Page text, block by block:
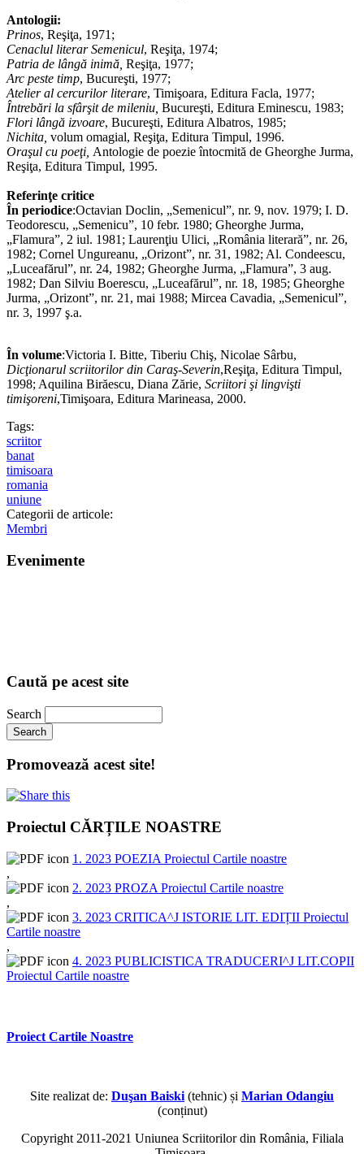
Antologii:
Prinos, Reşiţa, 1971;
Cenaclul literar Semenicul, Reşiţa, 1974;
Patria de lângă inimă Reşiţa, 1977;
Arc peste timp, Bucureşti, 1977;
Atelier al cercurilor literare, Timişoara, Editura Facla, 1977;
Întrebări la sfârşit de mileniu Bucureşti, Editura Eminescu, 1983;
Flori lângă izvoare, Bucureşti, Editura Albatros, 1985;
Nichita volum omagial, Reşiţa, Editura Timpul, 1996.
Oraşul cu poeţi Antologie de poezie întocmită de Gheorghe Jurma,
Reşiţa, Editura Timpul, 1995.
Referinţe critice
În periodice:Octavian Doclin, „Semenicul”, nr. 9, nov. 1979; I. D.
Teodorescu, „Semenicu”, 10 febr. 1980; Gheorghe Jurma,
„Flamura”, 2 iul. 1981; Laurenţiu Ulici, „România literară”, nr. 26,
1982; Cornel Ungureanu, „Orizont”, nr. 31, 1982; Al. Condeescu,
„Luceafărul”, nr. 24, 1982; Gheorghe Jurma, „Flamura”, 3 aug.
1982; Dan Silviu Boerescu, „Luceafărul”, nr. 18, 1985; Gheorghe
Jurma, „Orizont”, nr. 21, mai 1988; Mircea Cavadia, „Semenicul”,
nr. 3, 1997 ş.a.
În volume:Victoria I. Bitte, Tiberiu Chiş, Nicolae Sârbu,
Dicţionarul scriitorilor din Caraş-Severin,Reşiţa, Editura Timpul,
1998; Aquilina Birăescu, Diana Zărie, Scriitori şi lingvişti
timişoreni,Timişoara, Editura Marineasa, 2000.
Tags:
scriitor
banat
timisoara
romania
uniune
Categorii de articole:
Membri
Evenimente
Caută pe acest site
Search
Promovează acest site!
Proiectul CĂRȚILE NOASTRE
1. 2023 POEZIA Proiectul Cartile noastre
,
2. 2023 PROZA Proiectul Cartile noastre
,
3. 2023 CRITICA^J ISTORIE LIT. EDIȚII Proiectul
Cartile noastre
,
4. 2023 PUBLICISTICA TRADUCERI^J LIT.COPII
Proiectul Cartile noastre
Proiect Cartile Noastre
Site realizat de: Duşan Baiski (tehnic) și Marian Odangiu
(conținut)
Copyright 2011-2021 Uniunea Scriitorilor din România, Filiala